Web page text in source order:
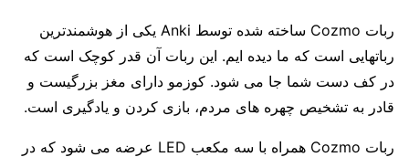
ربات Cozmo ساخته شده توسط Anki یکی از هوشمندترین
رباتهایی است که ما دیده ایم. این ربات آن قدر کوچک است که
در کف دست شما جا می شود. کوزمو دارای مغز بزرگیست و
قادر به تشخیص چهره های مردم، بازی کردن و یادگیری است.
ربات
Cozmo همراه با سه مکعب LED عرضه می شود که در